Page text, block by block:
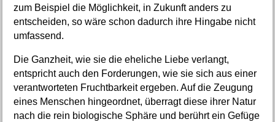
zum Beispiel die Möglichkeit, in Zukunft anders zu
entscheiden, so wäre schon dadurch ihre Hingabe nicht
umfassend.
Die Ganzheit, wie sie die eheliche Liebe verlangt,
entspricht auch den Forderungen, wie sie sich aus einer
verantworteten Fruchtbarkeit ergeben. Auf die Zeugung
eines Menschen hingeordnet, überragt diese ihrer Natur
nach die rein biologische Sphäre und berührt ein Gefüge